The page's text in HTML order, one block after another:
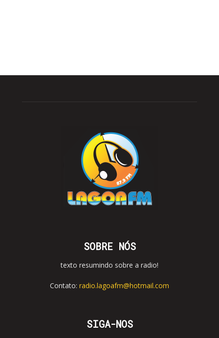
SOBRE NÓS
texto resumindo sobre a radio!
Contato: radio.lagoafm@hotmail.com
SIGA-NOS